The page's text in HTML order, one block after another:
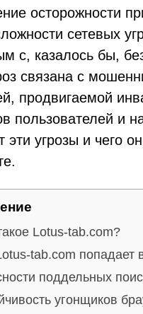
осторожности
сетевых
с, казалось бы,
связана с
продвигаемой
пользователей и
эти угрозы и чего
Lotus-tab.com?
tab.com попадает
поддельных
угонщиков